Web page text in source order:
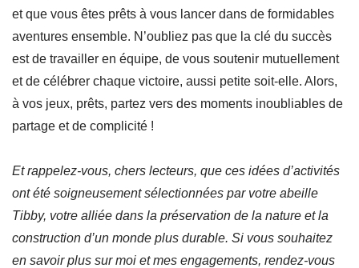
et que vous êtes prêts à vous lancer dans de formidables
aventures ensemble. N’oubliez pas que la clé du succès
est de travailler en équipe, de vous soutenir mutuellement
et de célébrer chaque victoire, aussi petite soit-elle. Alors,
à vos jeux, prêts, partez vers des moments inoubliables de
partage et de complicité !
Et rappelez-vous, chers lecteurs, que ces idées d’activités
ont été soigneusement sélectionnées par votre abeille
Tibby, votre alliée dans la préservation de la nature et la
construction d’un monde plus durable. Si vous souhaitez
en savoir plus sur moi et mes engagements, rendez-vous